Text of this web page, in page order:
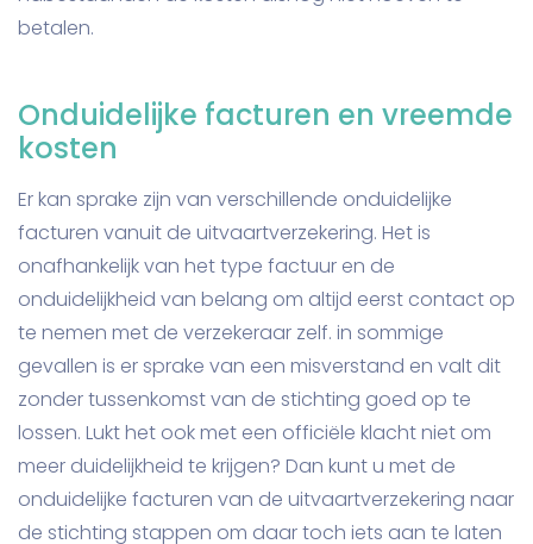
betalen.
Onduidelijke facturen en vreemde
kosten
Er kan sprake zijn van verschillende onduidelijke
facturen vanuit de uitvaartverzekering. Het is
onafhankelijk van het type factuur en de
onduidelijkheid van belang om altijd eerst contact op
te nemen met de verzekeraar zelf. in sommige
gevallen is er sprake van een misverstand en valt dit
zonder tussenkomst van de stichting goed op te
lossen. Lukt het ook met een officiële klacht niet om
meer duidelijkheid te krijgen? Dan kunt u met de
onduidelijke facturen van de uitvaartverzekering naar
de stichting stappen om daar toch iets aan te laten